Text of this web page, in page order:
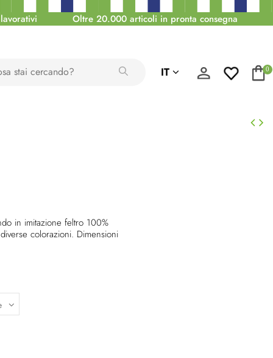
Oltre 20.000 articoli in pronta consegna
IT 0
in imitazione feltro 100%
colorazioni. Dimensioni